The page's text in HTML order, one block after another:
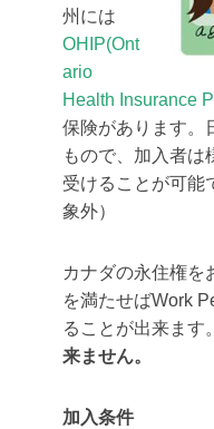
州には
OHIP(Ont
ario
Health Insurance
保険があります。
もので、加入者は
受けることが可能
象外）
カナダの永住権を
を満たせばWork
ることが出来ます
来ません。
加入条件